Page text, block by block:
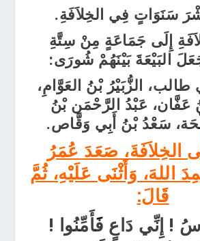
سَنَوَاتٍ فِي الخِلاَفَةِ.
إِلَى جَمَاعَةٍ مِنْ سِتَّةِ
البَيْعَةَ بَيْنَهُمْ شُورَى:
الزُّبَيْرُ بْنُ العَوَّامِ،
عَفَّان، عَبْدُ الرَّحْمَن بْنُ
سَعْدُ بْنُ أَبِي وَقَّاص.
الخِلاَفَةَ، صَعَدَ عُمَرُ
اللهَ، وَأَثْنَى عَلَيْهِ، ثُمَّ
قَالَ:
! إِنِّي دَاعٍ فََأَمِّنُوا !